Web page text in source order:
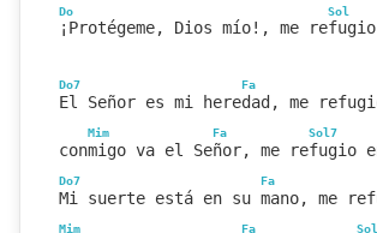
Do Sol
¡Protégeme, Dios mío!, me
Do7 Fa
El Señor es mi heredad, me
Mim Fa Sol7
conmigo va el Señor, me refugio
Do7 Fa
Mi suerte está en su mano, me
Mim Fa